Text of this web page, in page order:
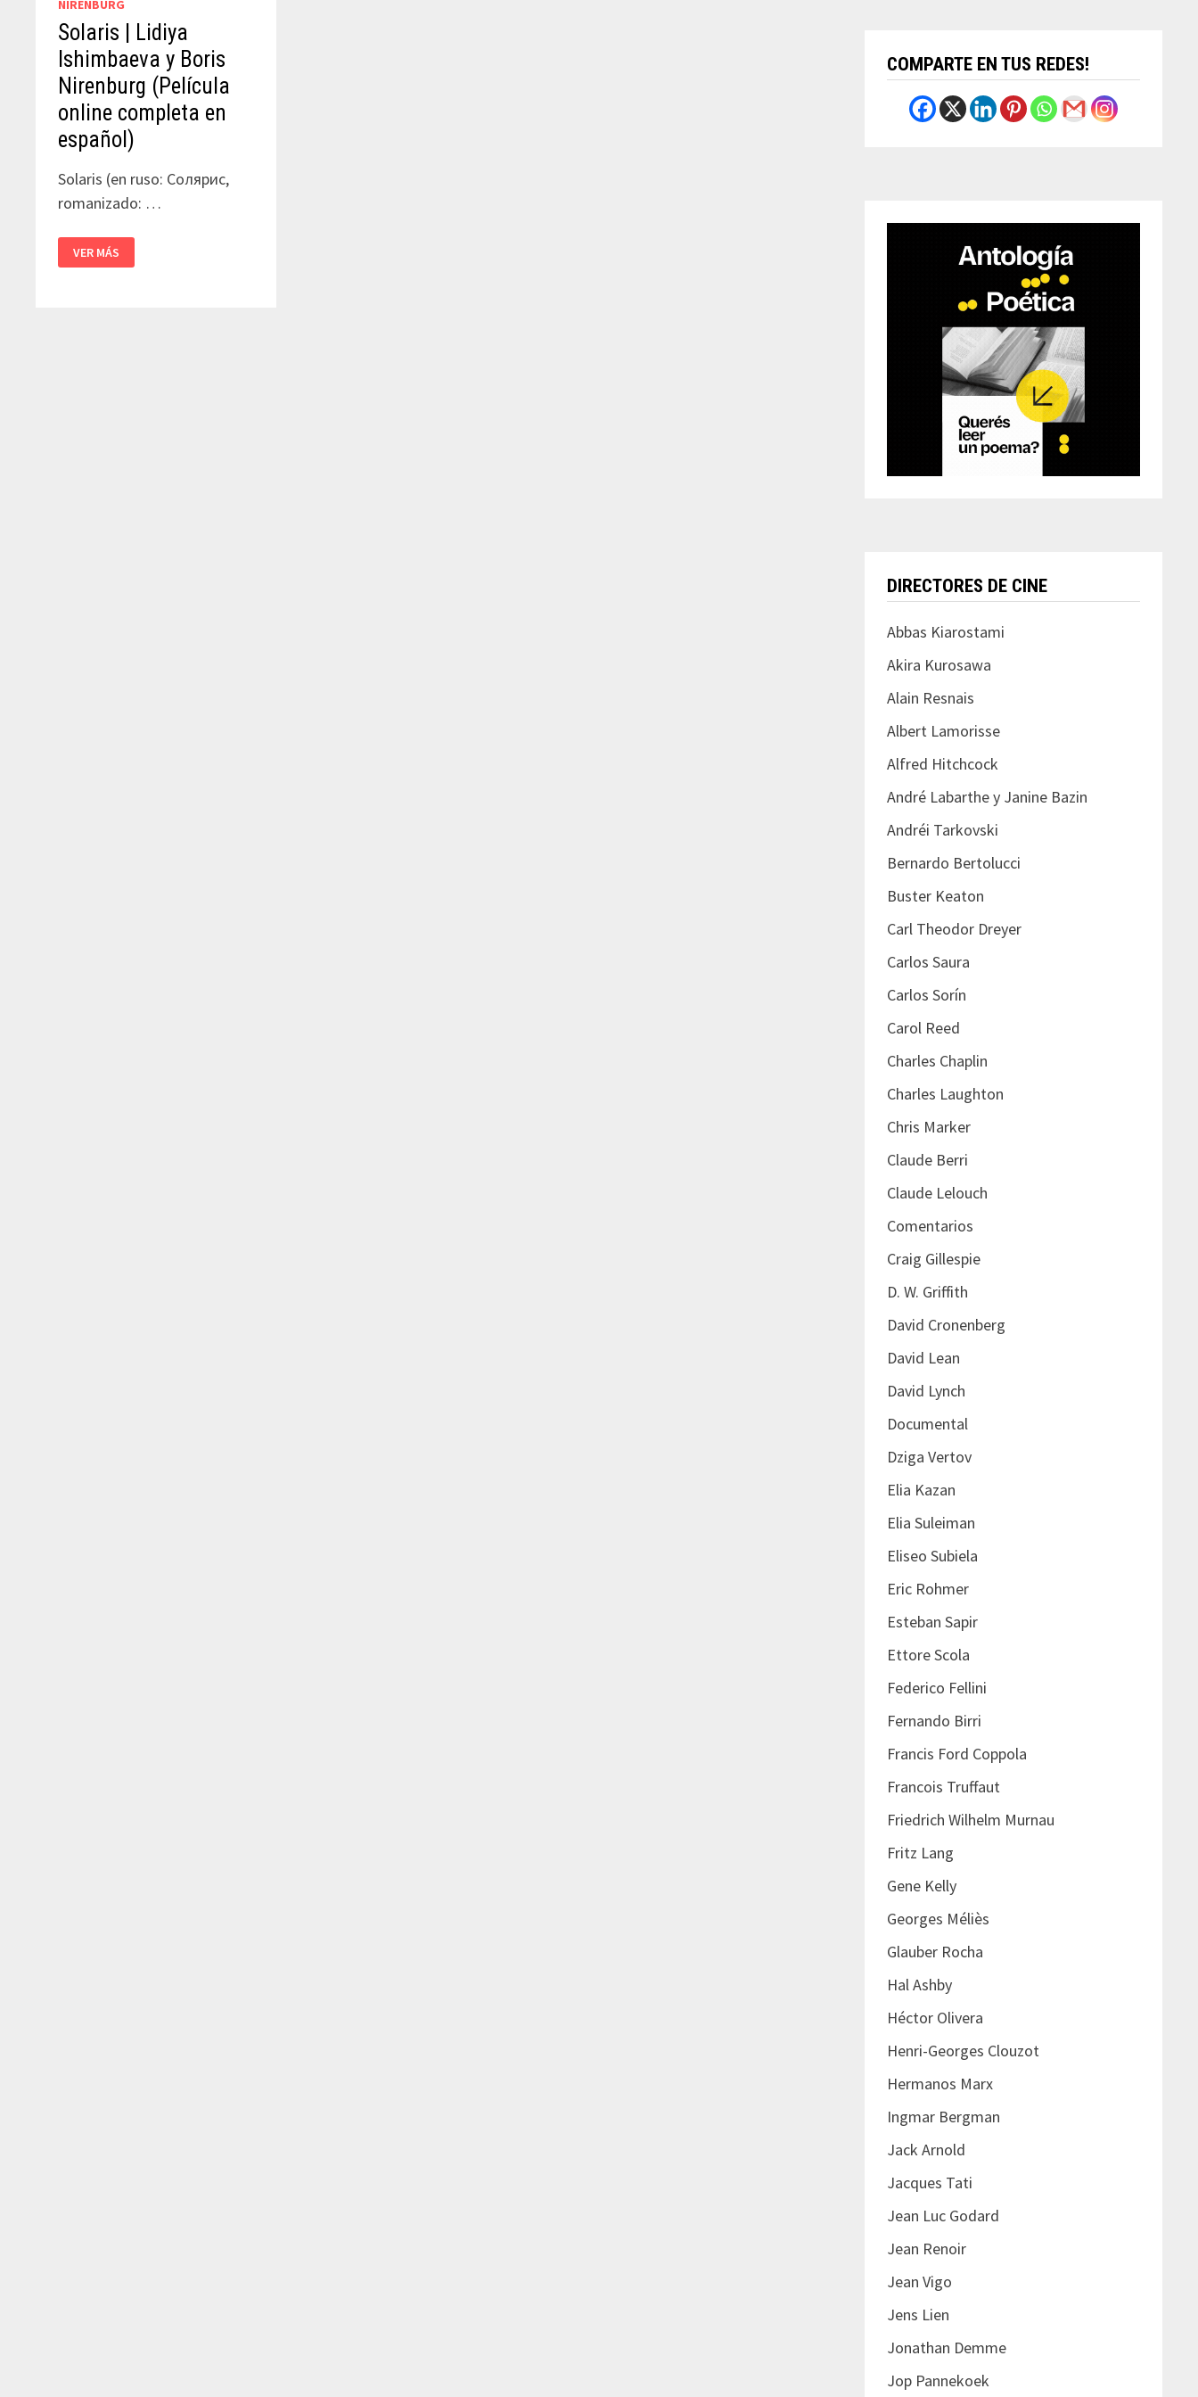
NIRENBURG
Solaris | Lidiya
Ishimbaeva y Boris
Nirenburg (Película
online completa en
español)
Solaris (en ruso: Солярис,
romanizado: …
SOLARIS
|
LIDIYA
VER MÁS
COMPARTE EN TUS REDES!
DIRECTORES DE CINE
Abbas Kiarostami
Akira Kurosawa
Alain Resnais
Albert Lamorisse
Alfred Hitchcock
André Labarthe y Janine Bazin
Andréi Tarkovski
Bernardo Bertolucci
Buster Keaton
Carl Theodor Dreyer
Carlos Saura
Carlos Sorín
Carol Reed
Charles Chaplin
Charles Laughton
Chris Marker
Claude Berri
Claude Lelouch
Comentarios
Craig Gillespie
D. W. Griffith
David Cronenberg
David Lean
David Lynch
Documental
Dziga Vertov
Elia Kazan
Elia Suleiman
Eliseo Subiela
Eric Rohmer
Esteban Sapir
Ettore Scola
Federico Fellini
Fernando Birri
Francis Ford Coppola
Francois Truffaut
Friedrich Wilhelm Murnau
Fritz Lang
Gene Kelly
Georges Méliès
Glauber Rocha
Hal Ashby
Héctor Olivera
Henri-Georges Clouzot
Hermanos Marx
Ingmar Bergman
Jack Arnold
Jacques Tati
Jean Luc Godard
Jean Renoir
Jean Vigo
Jens Lien
Jonathan Demme
Jop Pannekoek